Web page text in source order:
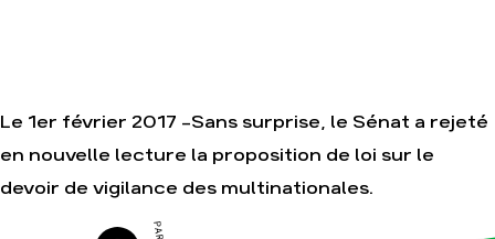
Agir
Nos
Climat – Énergie
Le 1er février 2017 -Sans surprise, le Sénat a rejeté
en nouvelle lecture la proposition de loi sur le
devoir de vigilance des multinationales.